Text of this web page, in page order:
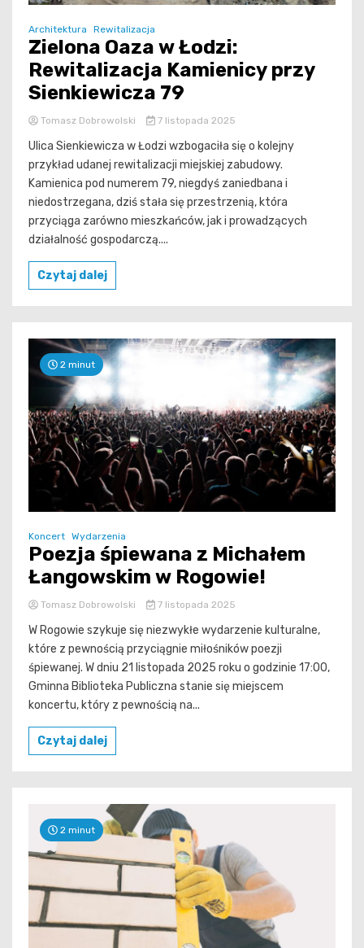
Architektura Rewitalizacja
Zielona Oaza w Łodzi:
Rewitalizacja Kamienicy przy
Sienkiewicza 79
Tomasz Dobrowolski 7 listopada 2025
Ulica Sienkiewicza w Łodzi wzbogaciła się o kolejny
przykład udanej rewitalizacji miejskiej zabudowy.
Kamienica pod numerem 79, niegdyś zaniedbana i
niedostrzegana, dziś stała się przestrzenią, która
przyciąga zarówno mieszkańców, jak i prowadzących
działalność gospodarczą....
Czytaj dalej
2 minut
Koncert Wydarzenia
Poezja śpiewana z Michałem
Łangowskim w Rogowie!
Tomasz Dobrowolski 7 listopada 2025
W Rogowie szykuje się niezwykłe wydarzenie kulturalne,
które z pewnością przyciągnie miłośników poezji
śpiewanej. W dniu 21 listopada 2025 roku o godzinie 17:00,
Gminna Biblioteka Publiczna stanie się miejscem
koncertu, który z pewnością na...
Czytaj dalej
2 minut